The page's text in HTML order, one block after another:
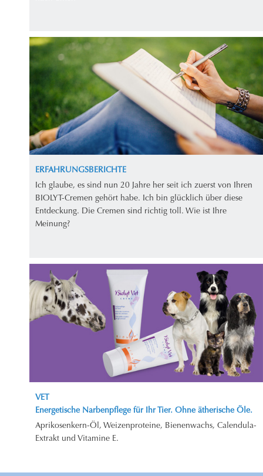
ERFAHRUNGSBERICHTE
Ich glaube, es sind nun 20 Jahre her seit ich zuerst von Ihren
BIOLYT-Cremen gehört habe. Ich bin glücklich über diese
Entdeckung. Die Cremen sind richtig toll. Wie ist Ihre
Meinung?
VET
Energetische Narbenpflege für Ihr Tier. Ohne ätherische Öle.
Aprikosenkern-Öl, Weizenproteine, Bienenwachs, Calendula-
Extrakt und Vitamine E.